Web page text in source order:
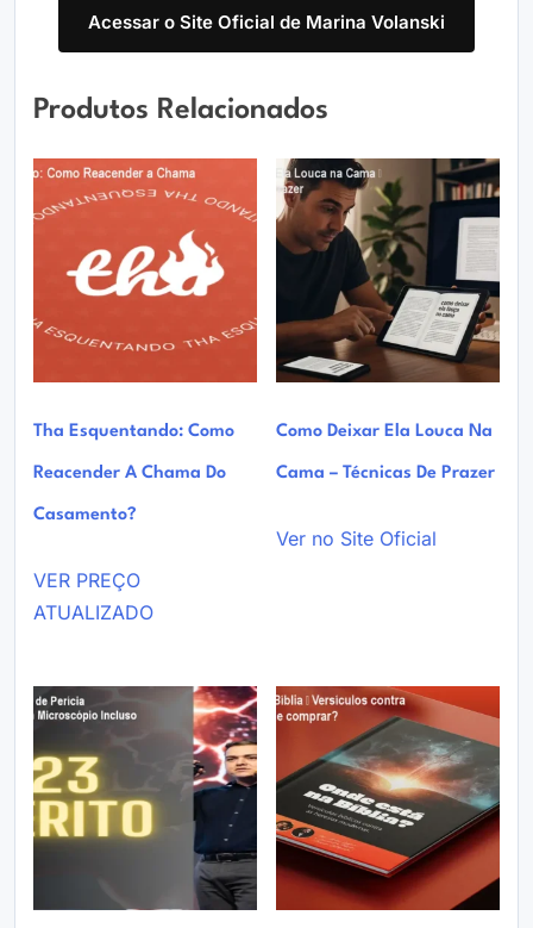
Acessar o Site Oficial de Marina Volanski
Produtos Relacionados
Tha Esquentando: Como
Reacender A Chama Do
Casamento?
VER PREÇO
ATUALIZADO
Como Deixar Ela Louca Na
Cama – Técnicas De Prazer
Ver no Site Oficial